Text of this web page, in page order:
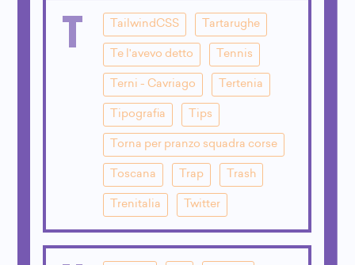
T TailwindCSS Tartarughe
Te l'avevo detto Tennis
Terni - Cavriago Tertenia
Tipografia Tips
Torna per pranzo squadra corse
Toscana Trap Trash
Trenitalia Twitter